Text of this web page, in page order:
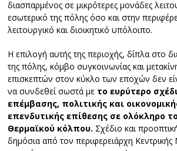
διασπαρμένος σε μικρότερες μονάδες
εσωτερικό της πόλης όσο και στην
λειτουργικό και διοικητικό υπόλοιπο.
Η επιλογή αυτής της περιοχής, δίπλα στο
της πόλης, κόμβο συγκοινωνίας και
επισκεπτών στον κύκλο των εποχών δεν
να συνδεθεί σωστά με το ευρύτερο
επέμβασης, πολιτικής και
επενδυτικής επίθεσης σε ολόκληρο
Θερμαϊκού κόλπου. Σχέδιο και
δημόσια από τον περιφερειάρχη